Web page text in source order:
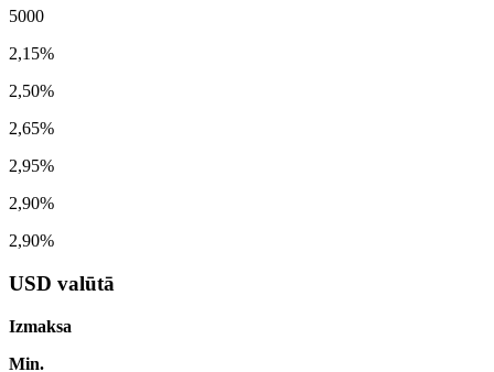
5000
2,15%
2,50%
2,65%
2,95%
2,90%
2,90%
USD valūtā
Izmaksa
Min.